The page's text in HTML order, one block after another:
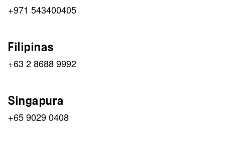
+971 543400405
Filipinas
+63 2 8688 9992
Singapura
+65 9029 0408